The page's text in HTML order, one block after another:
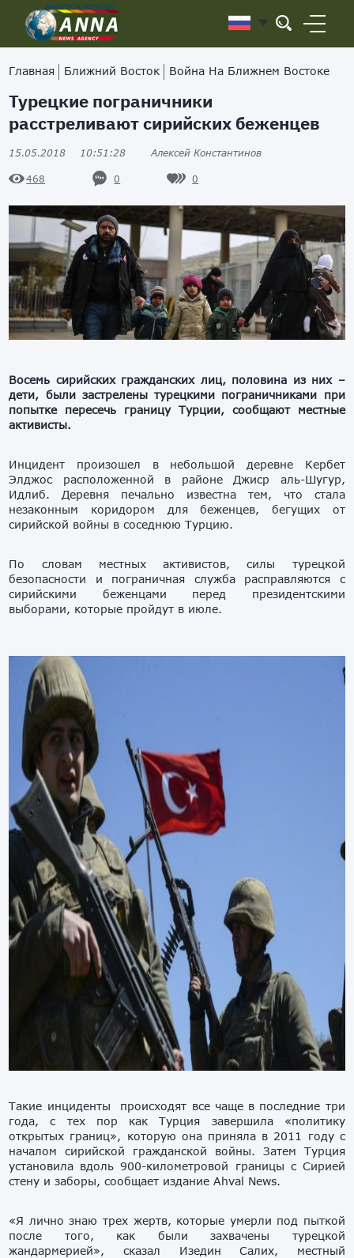
Главная Ближний Восток Война На Ближнем Востоке
Турецкие пограничники
расстреливают сирийских беженцев
15.05.2018 10:51:28 Алексей Константинов
468 0 0
Восемь сирийских гражданских лиц, половина из них –
дети, были застрелены турецкими пограничниками при
попытке пересечь границу Турции, сообщают местные
активисты.
Инцидент произошел в небольшой деревне Кербет
Элджос расположенной в районе Джиср аль-Шугур,
Идлиб. Деревня печально известна тем, что стала
незаконным коридором для беженцев, бегущих от
сирийской войны в соседнюю Турцию.
По словам местных активистов, силы турецкой
безопасности и пограничная служба расправляются с
сирийскими беженцами перед президентскими
выборами, которые пройдут в июле.
Такие инциденты происходят все чаще в последние три
года, с тех пор как Турция завершила «политику
открытых границ», которую она приняла в 2011 году с
началом сирийской гражданской войны. Затем Турция
установила вдоль 900-километровой границы с Сирией
стену и заборы, сообщает издание Ahval News.
«Я лично знаю трех жертв, которые умерли под пыткой
после того, как были захвачены турецкой
жандармерией», сказал Изедин Салих, местный